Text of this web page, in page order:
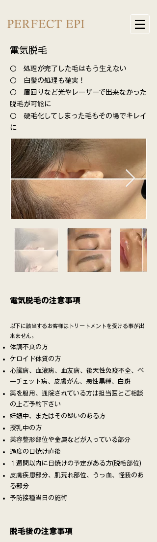
​電気脱毛
○ 処理が完了した毛はもう生えない
○ 白髪の処理も確実！
○ 眉回りなど光やレーザーで出来なかった
脱毛が可能に
​○ 硬毛化してしまった毛もその場でキレイ
に
​電気脱毛の注意事項
以下に該当するお客様はトリートメントを受ける事が出
来ません。
体調不良の方
ケロイド体質の方
心臓病、血液病、血友病、後天性免疫不全、ベ
ーチェット病、皮膚がん、悪性黒種、白斑
薬を服用、通院されている方は担当医とご相談
の上ご予約下さい
妊娠中、またはその疑いのある方
授乳中の方
美容整形部位や金属などが入っている部分
過度の日焼け直後
１週間以内に日焼けの予定がある方(脱毛部位)
皮膚疾患部分、肌荒れ部位、うっ血、怪我のあ
る部分
予防接種当日の施術
​脱毛後の注意事項